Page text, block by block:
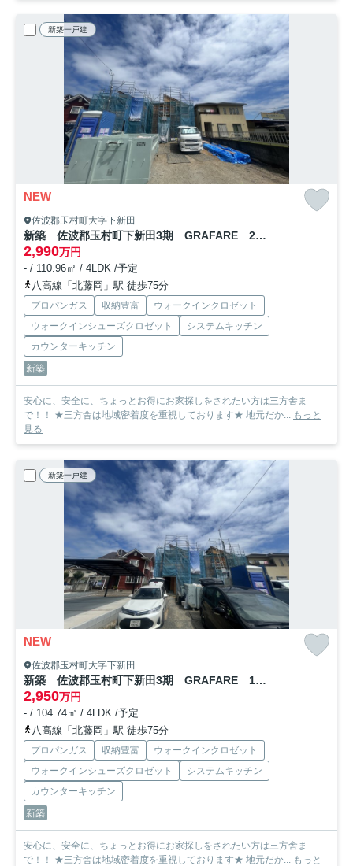
新築一戸建
NEW
佐波郡玉村町大字下新田
新築 佐波郡玉村町下新田3期 GRAFARE 2号棟
2,990万円
- / 110.96㎡ / 4LDK /予定
八高線「北藤岡」駅 徒歩75分
プロパンガス 収納豊富
ウォークインクロゼット
ウォークインシューズクロゼット
システムキッチン
カウンターキッチン
新築
安心に、安全に、ちょっとお得にお家探しをされたい方は三方舎ま
で！！ ★三方舎は地域密着度を重視しております★ 地元だか...
もっと
見る
新築一戸建
NEW
佐波郡玉村町大字下新田
新築 佐波郡玉村町下新田3期 GRAFARE 1号棟
2,950万円
- / 104.74㎡ / 4LDK /予定
八高線「北藤岡」駅 徒歩75分
プロパンガス 収納豊富
ウォークインクロゼット
ウォークインシューズクロゼット
システムキッチン
カウンターキッチン
新築
安心に、安全に、ちょっとお得にお家探しをされたい方は三方舎ま
で！！ ★三方舎は地域密着度を重視しております★ 地元だか...
もっと